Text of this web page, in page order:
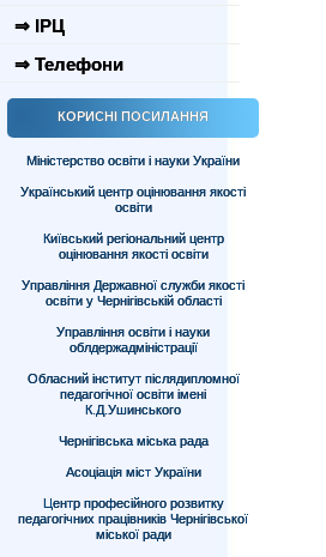
⇒ ІРЦ
⇒ Телефони
КОРИСНІ ПОСИЛАННЯ
Міністерство освіти і науки України
Український центр оцінювання якості
освіти
Київський регіональний центр
оцінювання якості освіти
Управління Державної служби якості
освіти у Чернігівській області
Управління освіти і науки
облдержадміністрації
Обласний інститут післядипломної
педагогічної освіти імені
К.Д.Ушинського
Чернігівська міська рада
Асоціація міст України
Центр професійного розвитку
педагогічних працівників Чернігівської
міської ради